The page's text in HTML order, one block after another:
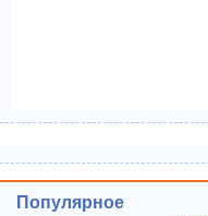
Популярное